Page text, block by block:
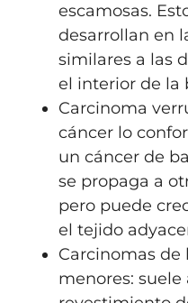
escamosas.
desarrollan en
similares a las
el interior de la
Carcinoma
cáncer lo
un cáncer de
se propaga a
pero puede
el tejido
Carcinomas de
menores: suele